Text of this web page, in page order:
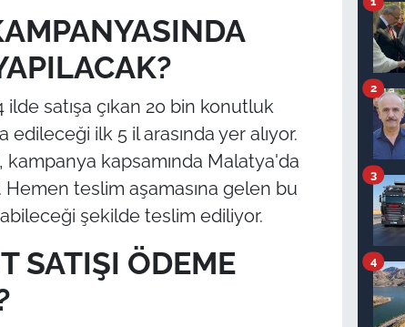
satışa çıkan 20 bin konutluk
ilk 5 il arasında yer alıyor.
kampanya kapsamında Malatya'da
Hemen teslim aşamasına gelen bu
şekilde teslim ediliyor.
SATIŞI ÖDEME
2
3
4